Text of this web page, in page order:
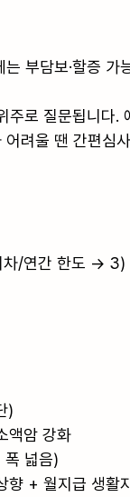
부담보·할증
주로 질문됩니다
려울 땐 간편심
/연간 한도 →
)
액암 강화
폭 넓음)
향 + 월지급 생활